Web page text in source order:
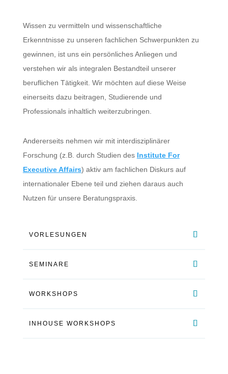
Wissen zu vermitteln und wissenschaftliche
Erkenntnisse zu unseren fachlichen Schwerpunkten zu
gewinnen, ist uns ein persönliches Anliegen und
verstehen wir als integralen Bestandteil unserer
beruflichen Tätigkeit. Wir möchten auf diese Weise
einerseits dazu beitragen, Studierende und
Professionals inhaltlich weiterzubringen.
Andererseits nehmen wir mit interdisziplinärer
Forschung (z.B. durch Studien des Institute For
Executive Affairs) aktiv am fachlichen Diskurs auf
internationaler Ebene teil und ziehen daraus auch
Nutzen für unsere Beratungspraxis.
VORLESUNGEN
SEMINARE
WORKSHOPS
INHOUSE WORKSHOPS